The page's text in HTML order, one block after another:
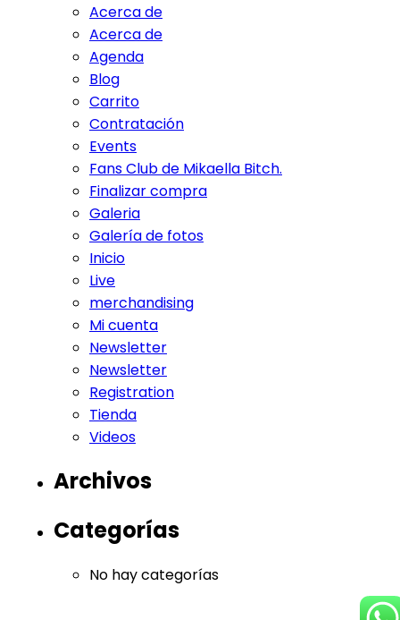
Acerca de
Acerca de
Agenda
Blog
Carrito
Contratación
Events
Fans Club de Mikaella Bitch.
Finalizar compra
Galeria
Galería de fotos
Inicio
Live
merchandising
Mi cuenta
Newsletter
Newsletter
Registration
Tienda
Videos
Archivos
Categorías
No hay categorías